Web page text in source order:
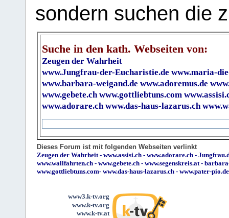
sondern suchen die
Suche in den kath. Webseiten von:
Zeugen der Wahrheit
www.Jungfrau-der-Eucharistie.de www.maria-
www.barbara-weigand.de www.adoremus.de
www.gebete.ch www.gottliebtuns.com
www.adorare.ch www.das-haus-lazarus.ch
Dieses Forum ist mit folgenden Webseiten verlinkt
Zeugen der Wahrheit- www.assisi.ch - www.adorare.ch -
www.wallfahrten.ch - www.gebete.ch - www.segenskreis.at-
www.gottliebtuns.com- www.das-haus-lazarus.ch - www.pater-pio.de
www3.k-tv.org
www.k-tv.org
www.k-tv.at